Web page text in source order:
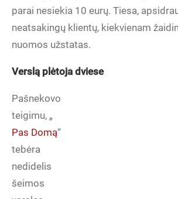
parai nesiekia 10 eurų. Tiesa,
neatsakingų klientų, kiekvienam
nuomos užstatas.
Verslą plėtoja dviese
Pašnekovo
teigimu, „
Pas Domą“
tebėra
nedidelis
šeimos